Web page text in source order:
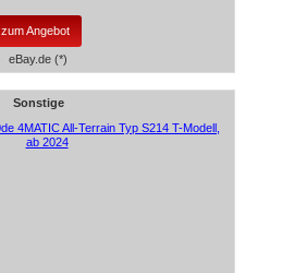
zum Angebot
eBay.de (*)
Sonstige